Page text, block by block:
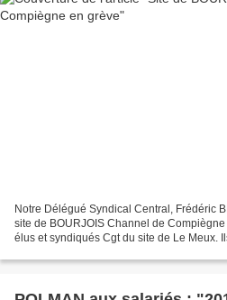
Notre Délégué Syndical Central, Frédéric
site de BOURJOIS Channel de
élus et syndiqués Cgt du site de Le Meux.